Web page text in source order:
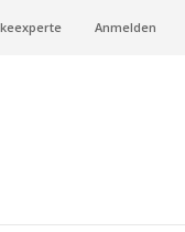
Anmelden